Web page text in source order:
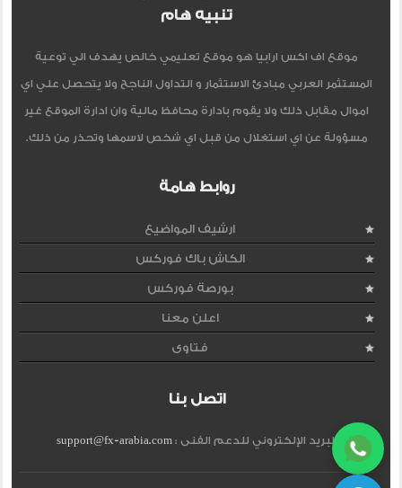
تنبيه هام
موقع اف اكس ارابيا هو موقع تعليمي خالص يهدف الي توعية
المستثمر العربي مبادئ الاستثمار و التداول الناجح ولا يتحصل علي اي
اموال مقابل ذلك ولا يقوم بادارة محافظ مالية وان ادارة الموقع غير
مسؤولة عن اي استغلال من قبل اي شخص لاسمها وتحذر من ذلك.
روابط هامة
ارشيف المواضيع
الكاش باك فوركس
بورصة فوركس
اعلن معنا
فتاوى
اتصل بنا
البريد الإلكتروني للدعم الفنى :support@fx-arabia.com